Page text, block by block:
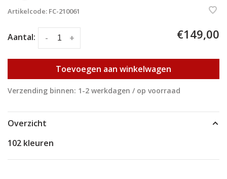
Artikelcode: FC-210061
Aantal: +
- €149,00
Toevoegen aan winkelwagen
Verzending binnen: 1-2 werkdagen / op voorraad
Overzicht
102 kleuren